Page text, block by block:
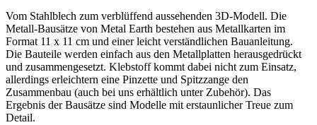
Vom Stahlblech zum verblüffend aussehenden 3D-Modell. Die
Metall-Bausätze von Metal Earth bestehen aus Metallkarten im
Format 11 x 11 cm und einer leicht verständlichen Bauanleitung.
Die Bauteile werden einfach aus den Metallplatten herausgedrückt
und zusammengesetzt. Klebstoff kommt dabei nicht zum Einsatz,
allerdings erleichtern eine Pinzette und Spitzzange den
Zusammenbau (auch bei uns erhältlich unter Zubehör). Das
Ergebnis der Bausätze sind Modelle mit erstaunlicher Treue zum
Detail.